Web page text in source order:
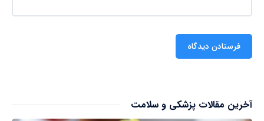
آخرین مقالات پزشکی و سلامت